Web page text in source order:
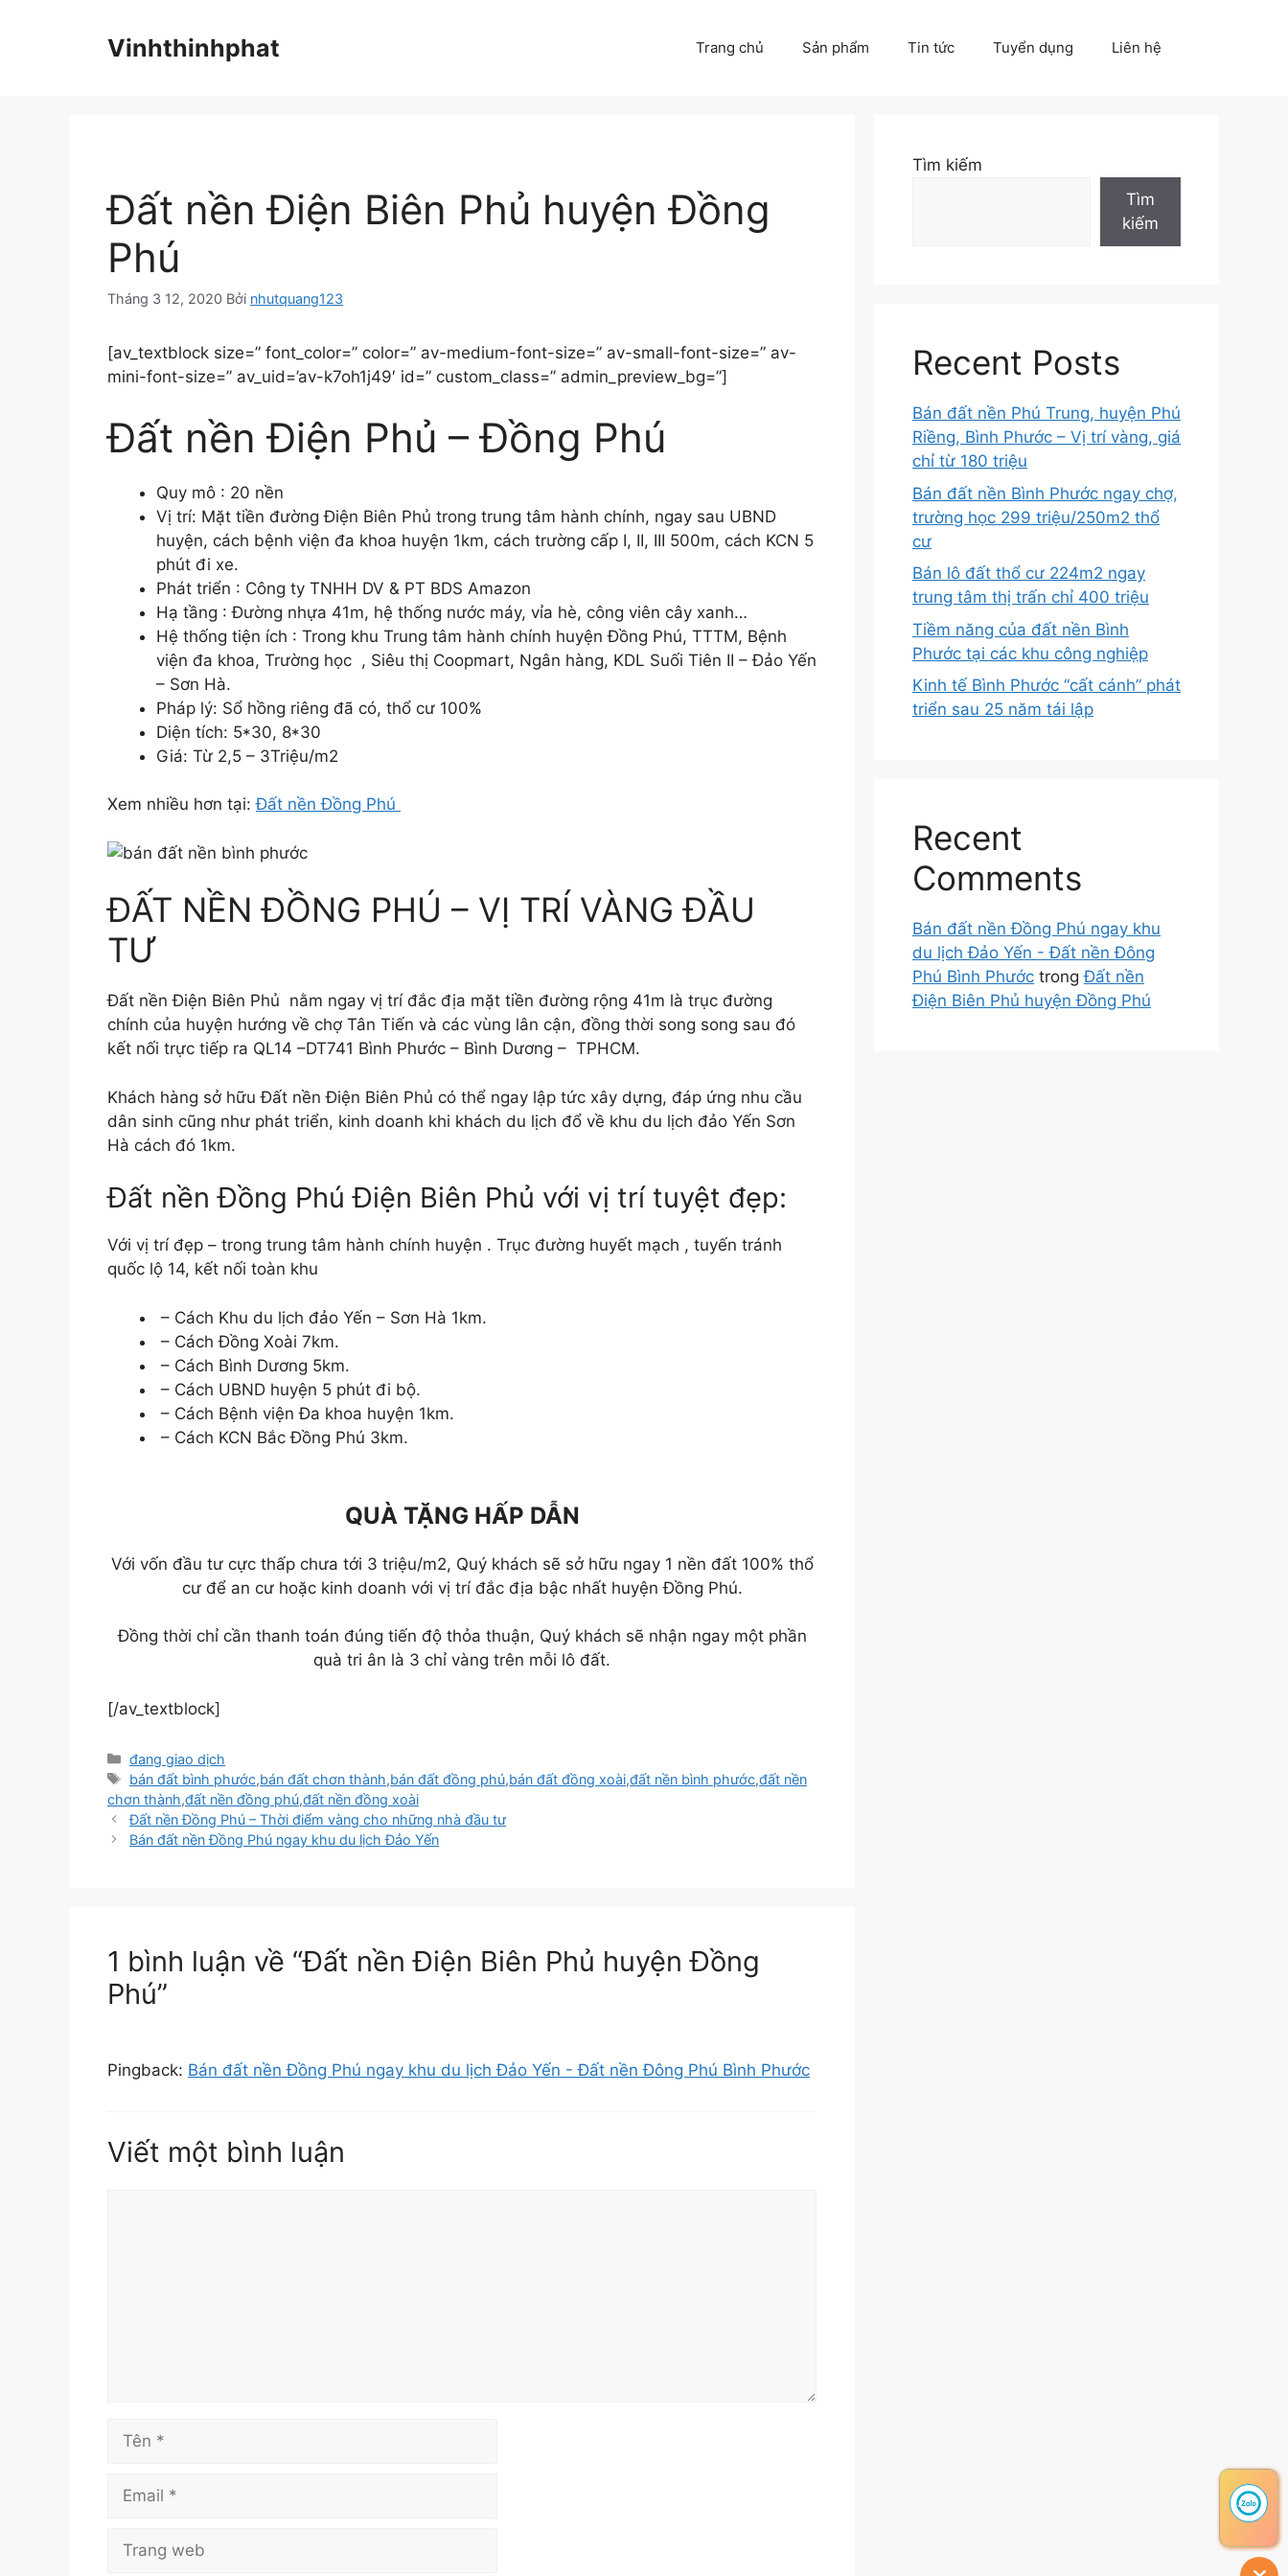
Vinhthinhphat Trang chủ Sản phẩm Tin tức Tuyển dụng Liên hệ
Đất nền Điện Biên Phủ huyện Đồng
Phú
Tháng 3 12, 2020 Bởi nhutquang123
[av_textblock size=” font_color=” color=” av-medium-font-size=” av-small-font-size=” av-
mini-font-size=” av_uid=’av-k7oh1j49′ id=” custom_class=” admin_preview_bg=”]
Đất nền Điện Phủ – Đồng Phú
Quy mô : 20 nền
Vị trí: Mặt tiền đường Điện Biên Phủ trong trung tâm hành chính, ngay sau UBND
huyện, cách bệnh viện đa khoa huyện 1km, cách trường cấp I, II, III 500m, cách KCN 5
phút đi xe.
Phát triển : Công ty TNHH DV & PT BDS Amazon
Hạ tầng : Đường nhựa 41m, hệ thống nước máy, vỉa hè, công viên cây xanh…
Hệ thống tiện ích : Trong khu Trung tâm hành chính huyện Đồng Phú, TTTM, Bệnh
viện đa khoa, Trường học , Siêu thị Coopmart, Ngân hàng, KDL Suối Tiên II – Đảo Yến
– Sơn Hà.
Pháp lý: Sổ hồng riêng đã có, thổ cư 100%
Diện tích: 5*30, 8*30
Giá: Từ 2,5 – 3Triệu/m2
Xem nhiều hơn tại:Đất nền Đồng Phú
ĐẤT NỀN ĐỒNG PHÚ – VỊ TRÍ VÀNG ĐẦU
TƯ
Đất nền Điện Biên Phủ nằm ngay vị trí đắc địa mặt tiền đường rộng 41m là trục đường
chính của huyện hướng về chợ Tân Tiến và các vùng lân cận, đồng thời song song sau đó
kết nối trực tiếp ra QL14 –DT741 Bình Phước – Bình Dương – TPHCM.
Khách hàng sở hữu Đất nền Điện Biên Phủ có thể ngay lập tức xây dựng, đáp ứng nhu cầu
dân sinh cũng như phát triển, kinh doanh khi khách du lịch đổ về khu du lịch đảo Yến Sơn
Hà cách đó 1km.
Đất nền Đồng Phú Điện Biên Phủ với vị trí tuyệt đẹp:
Với vị trí đẹp – trong trung tâm hành chính huyện . Trục đường huyết mạch , tuyến tránh
quốc lộ 14, kết nối toàn khu
– Cách Khu du lịch đảo Yến – Sơn Hà 1km.
– Cách Đồng Xoài 7km.
– Cách Bình Dương 5km.
– Cách UBND huyện 5 phút đi bộ.
– Cách Bệnh viện Đa khoa huyện 1km.
– Cách KCN Bắc Đồng Phú 3km.
QUÀ TẶNG HẤP DẪN
Với vốn đầu tư cực thấp chưa tới 3 triệu/m2, Quý khách sẽ sở hữu ngay 1 nền đất 100% thổ
cư để an cư hoặc kinh doanh với vị trí đắc địa bậc nhất huyện Đồng Phú.
Đồng thời chỉ cần thanh toán đúng tiến độ thỏa thuận, Quý khách sẽ nhận ngay một phần
quà tri ân là 3 chỉ vàng trên mỗi lô đất.
[/av_textblock]
Danh
mục
đang giao dịch
Thẻ
bán đất bình phước,bán đất chơn thành,bán đất đồng phú,bán đất đồng xoài,đất nền bình phước,đất nền
chơn thành,đất nền đồng phú,đất nền đồng xoài
Đất nền Đồng Phú – Thời điểm vàng cho những nhà đầu tư
Bán đất nền Đồng Phú ngay khu du lịch Đảo Yến
1 bình luận về “Đất nền Điện Biên Phủ huyện Đồng
Phú”
Pingback: Bán đất nền Đồng Phú ngay khu du lịch Đảo Yến - Đất nền Đông Phú Bình Phước
Viết một bình luận
Tên
Email
Trang
Tìm kiếm
Tìm
kiếm
Recent Posts
Bán đất nền Phú Trung, huyện Phú
Riềng, Bình Phước – Vị trí vàng, giá
chỉ từ 180 triệu
Bán đất nền Bình Phước ngay chợ,
trường học 299 triệu/250m2 thổ
cư
Bán lô đất thổ cư 224m2 ngay
trung tâm thị trấn chỉ 400 triệu
Tiềm năng của đất nền Bình
Phước tại các khu công nghiệp
Kinh tế Bình Phước “cất cánh” phát
triển sau 25 năm tái lập
Recent
Comments
Bán đất nền Đồng Phú ngay khu
du lịch Đảo Yến - Đất nền Đông
Phú Bình Phước trongĐất nền
Điện Biên Phủ huyện Đồng Phú